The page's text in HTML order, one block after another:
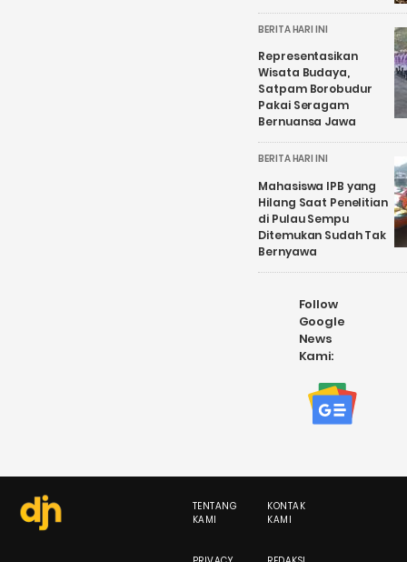
BERITA HARI INI
Representasikan
Wisata Budaya,
Satpam Borobudur
Pakai Seragam
Bernuansa Jawa
BERITA HARI INI
Mahasiswa IPB yang
Hilang Saat Penelitian
di Pulau Sempu
Ditemukan Sudah Tak
Bernyawa
Follow
Google
News
Kami:
TENTANG
KAMI
KONTAK
KAMI